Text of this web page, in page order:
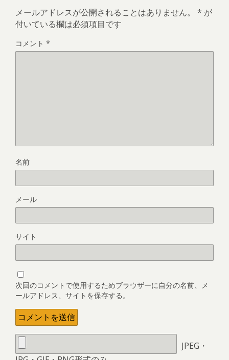
メールアドレスが公開されることはありません。 * が
付いている欄は必須項目です
コメント *
名前
メール
サイト
次回のコメントで使用するためブラウザーに自分の名前、メ
ールアドレス、サイトを保存する。
JPEG・